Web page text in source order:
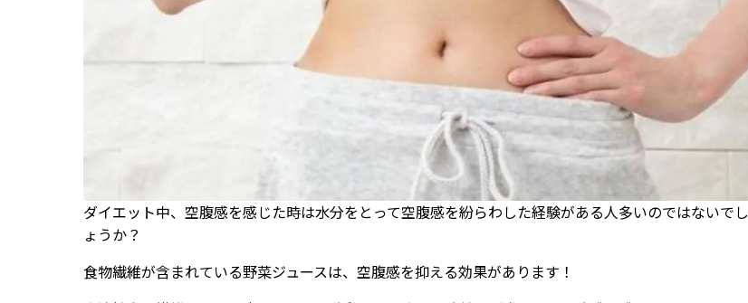
ダイエット中、空腹感を感じた時は水分をとって空腹感を紛らわした経験がある人多いのではないでし
ょうか？
食物繊維が含まれている野菜ジュースは、空腹感を抑える効果があります！